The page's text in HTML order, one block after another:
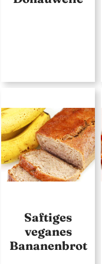
Saftiges
veganes
Bananenbrot